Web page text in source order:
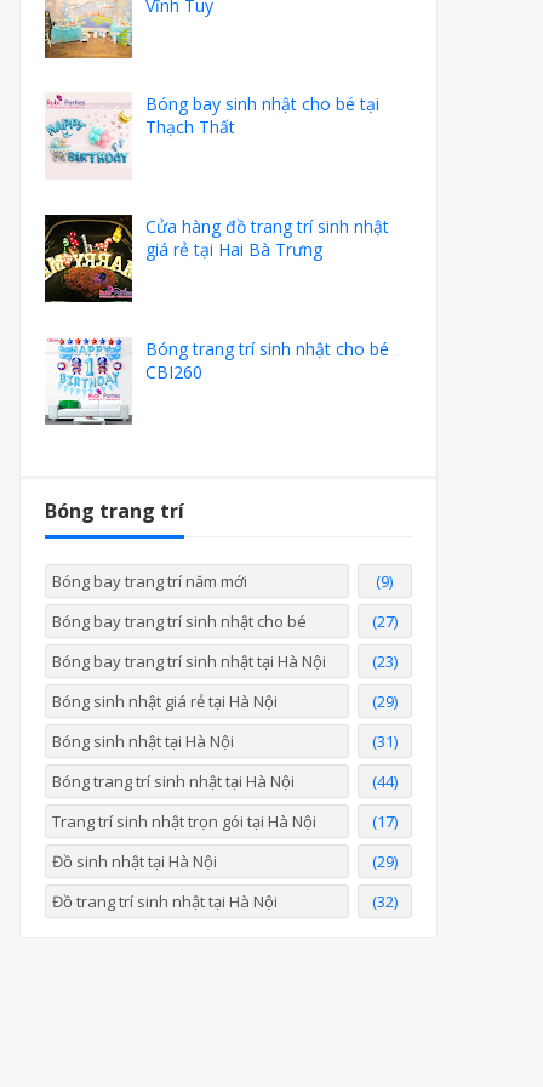
Vĩnh Tuy
Bóng bay sinh nhật cho bé tại
Thạch Thất
Cửa hàng đồ trang trí sinh nhật
giá rẻ tại Hai Bà Trưng
Bóng trang trí sinh nhật cho bé
CBI260
Bóng trang trí
Bóng bay trang trí năm mới
(9)
Bóng bay trang trí sinh nhật cho bé
(27)
Bóng bay trang trí sinh nhật tại Hà Nội
(23)
Bóng sinh nhật giá rẻ tại Hà Nội
(29)
Bóng sinh nhật tại Hà Nội
(31)
Bóng trang trí sinh nhật tại Hà Nội
(44)
Trang trí sinh nhật trọn gói tại Hà Nội
(17)
Đồ sinh nhật tại Hà Nội
(29)
Đồ trang trí sinh nhật tại Hà Nội
(32)